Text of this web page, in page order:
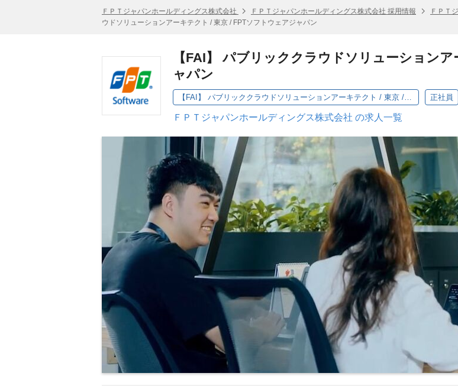
ＦＰＴジャパンホールディングス株式会社 ＦＰＴジャパンホールディングス株式会社 採用情報 ＦＰＴ
ウドソリューションアーキテクト / 東京 / FPTソフトウェアジャパン
【FAI】 パブリッククラウドソリューション
ャパン
【FAI】 パブリッククラウドソリューションアーキテクト / 東京 / FPTソフトウェアジャパン 正社員
ＦＰＴジャパンホールディングス株式会社 の求人一覧